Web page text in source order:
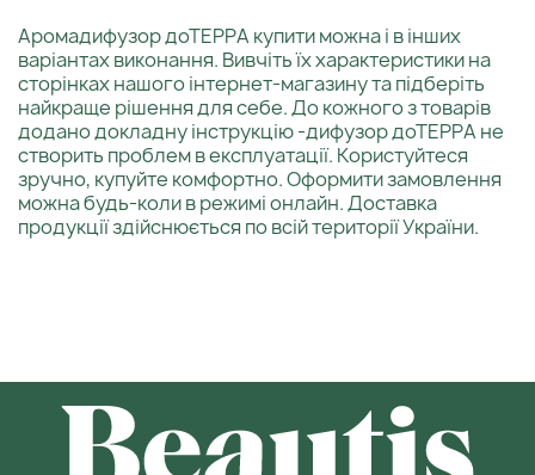
Аромадифузор доТЕРРА купити можна і в інших
варіантах виконання. Вивчіть їх характеристики на
сторінках нашого інтернет-магазину та підберіть
найкраще рішення для себе. До кожного з товарів
додано докладну інструкцію -дифузор доТЕРРА не
створить проблем в експлуатації. Користуйтеся
зручно, купуйте комфортно. Оформити замовлення
можна будь-коли в режимі онлайн. Доставка
продукції здійснюється по всій території України.